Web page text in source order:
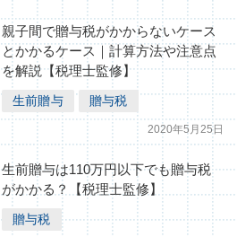
親子間で贈与税がかからないケース
とかかるケース｜計算方法や注意点
を解説【税理士監修】
生前贈与 贈与税
2020年5月25日
生前贈与は110万円以下でも贈与税
がかかる？【税理士監修】
贈与税